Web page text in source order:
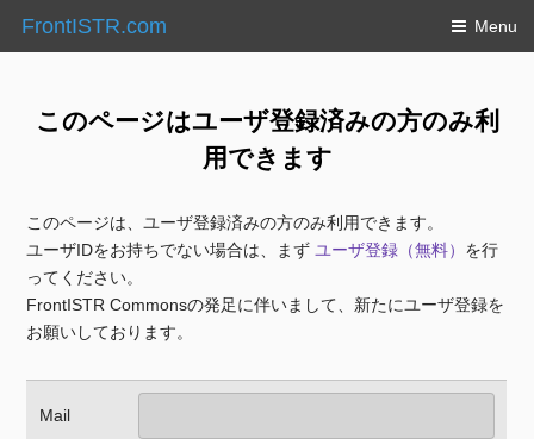
FrontISTR.com Menu
このページはユーザ登録済みの方のみ利
用できます
このページは、ユーザ登録済みの方のみ利用できます。
ユーザIDをお持ちでない場合は、まず ユーザ登録（無料） を行
ってください。
FrontISTR Commonsの発足に伴いまして、新たにユーザ登録を
お願いしております。
Mail